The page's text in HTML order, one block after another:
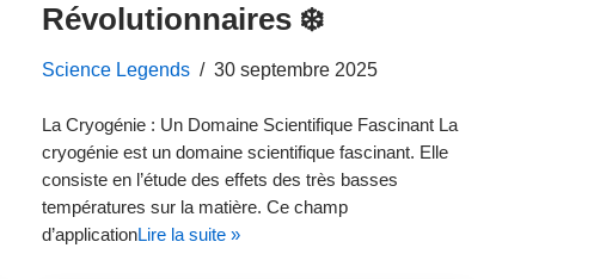
Révolutionnaires ❄️
Science Legends 30 septembre 2025
La Cryogénie : Un Domaine Scientifique Fascinant La
cryogénie est un domaine scientifique fascinant. Elle
consiste en l’étude des effets des très basses
températures sur la matière. Ce champ
d’applicationLire la suite »